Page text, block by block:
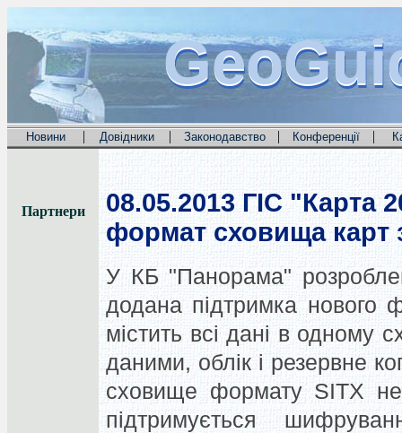
Новини | Довідники | Законодавство | Конференції |
Партнери 08.05.2013 ГІС "Карта
формат сховища
У КБ "Панорама"
додана підтримка нового
містить всі дані в одному
даними, облік і резервне
сховище формату SITX
підтримується